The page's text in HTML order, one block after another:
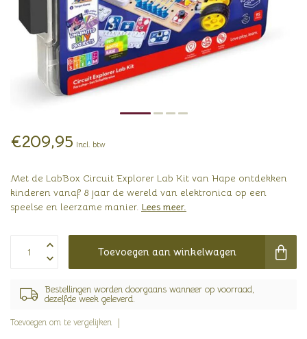
€209,95 Incl. btw
Met de LabBox Circuit Explorer Lab Kit van Hape ontdekken
kinderen vanaf 8 jaar de wereld van elektronica op een
speelse en leerzame manier. Lees meer.
Toevoegen aan winkelwagen
Bestellingen worden doorgaans wanneer op voorraad,
dezelfde week geleverd.
Toevoegen om te vergelijken